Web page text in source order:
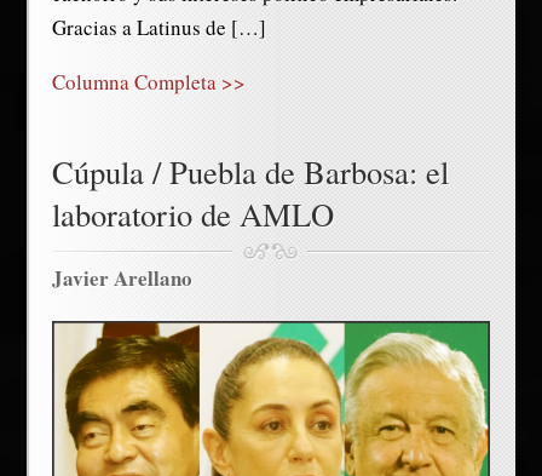
Gracias a Latinus de […]
Columna Completa >>
Cúpula / Puebla de Barbosa: el
laboratorio de AMLO
Javier Arellano